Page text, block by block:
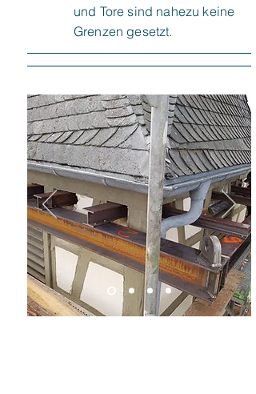
und Tore sind nahezu keine
Grenzen gesetzt.